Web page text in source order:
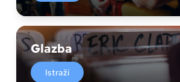
Glazba
Istraži